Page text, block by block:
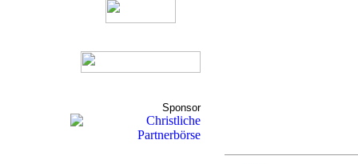
Sponsor